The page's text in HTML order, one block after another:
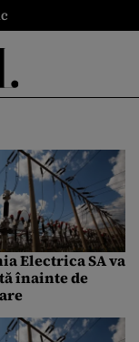
Electrica SA va
înainte de